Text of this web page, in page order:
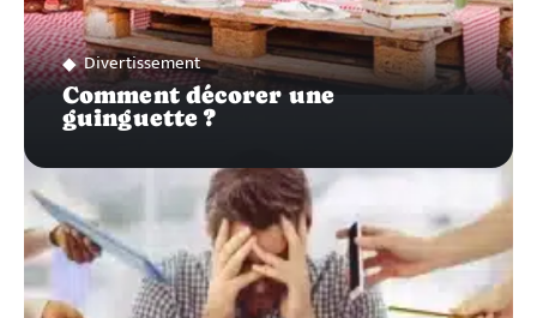
Divertissement
Comment décorer une
guinguette ?